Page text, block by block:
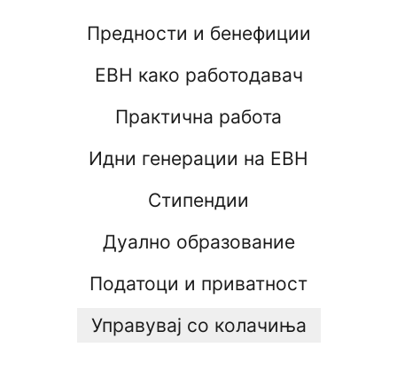
Предности и бенефиции
ЕВН како работодавач
Практична работа
Идни генерации на ЕВН
Стипендии
Дуално образование
Податоци и приватност
Управувај со колачиња